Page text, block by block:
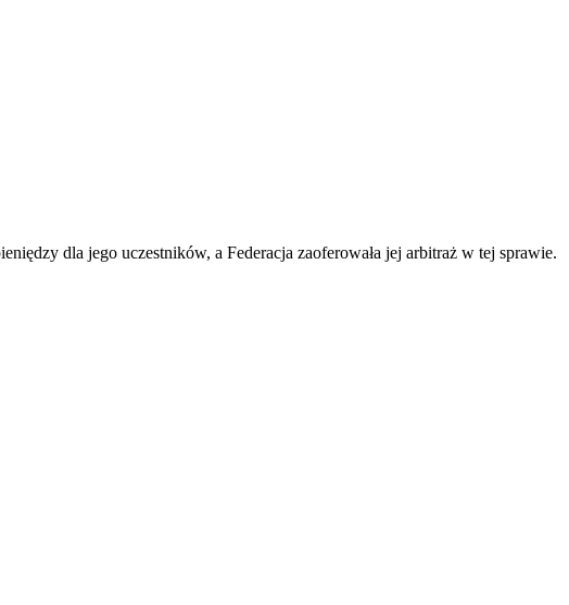
dla jego uczestników, a Federacja zaoferowała jej arbitraż w tej sprawie.